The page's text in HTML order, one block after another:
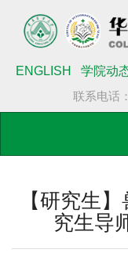
ENGLISH 学院动
联系电话
【研究生
究生导